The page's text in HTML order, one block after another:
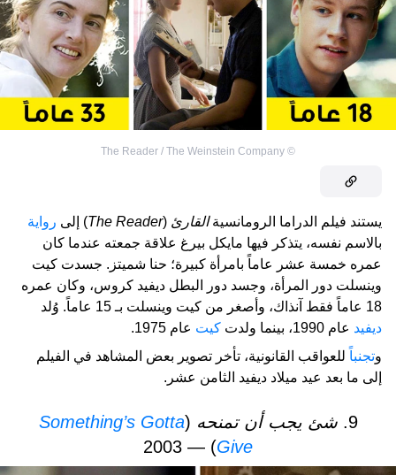
©
The Reader / The Weinstein Company
يستند فيلم الدراما الرومانسيةالقارئ (
The Reader) إلى رواية
بالاسم نفسه، يتذكر فيها مايكل بيرغ علاقة جمعته عندما كان
عمره خمسة عشر عاماً بامرأة كبيرة؛ حنا شميتز. جسدت كيت
وينسلت دور المرأة، وجسد دور البطل ديفيد كروس، وكان عمره
18 عاماً فقط آنذاك، وأصغر من كيت وينسلت بـ 15 عاماً. وُلد
ديفيد عام 1990، بينما ولدت كيت عام 1975.
وتجنباً للعواقب القانونية، تأخر تصوير بعض المشاهد في الفيلم
إلى ما بعد عيد ميلاد ديفيد الثامن عشر.
9. شئ يجب أن تمنحه (
Something’s Gotta
Give
) — 2003